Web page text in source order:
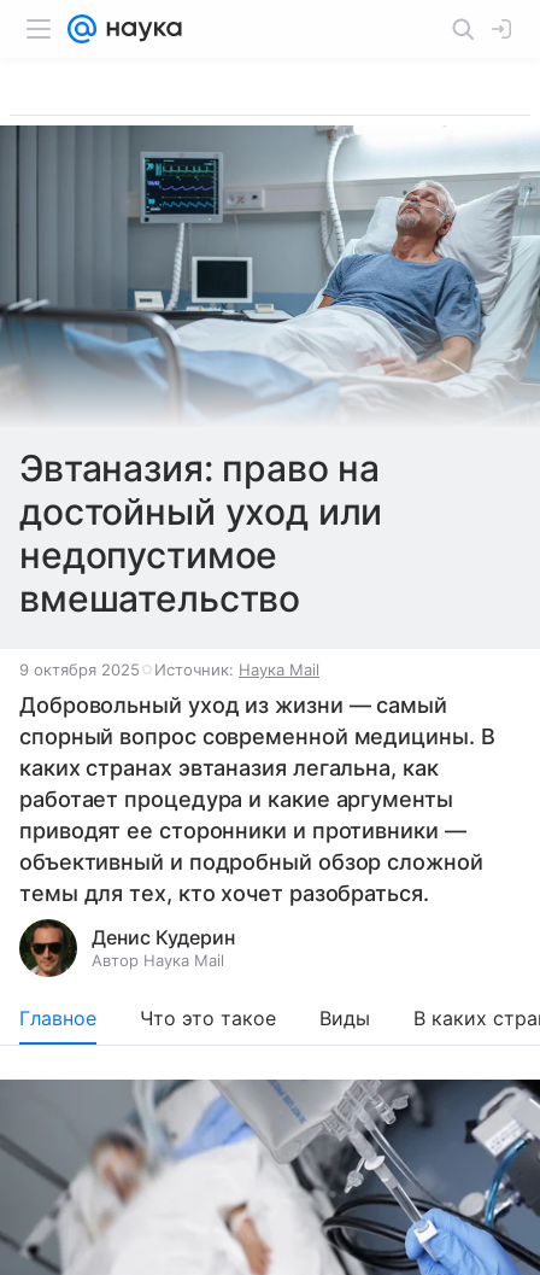
Эвтаназия: право на
достойный уход или
недопустимое
вмешательство
9 октября 2025 Источник: Наука Mail
Добровольный уход из жизни — самый
спорный вопрос современной медицины. В
каких странах эвтаназия легальна, как
работает процедура и какие аргументы
приводят ее сторонники и противники —
объективный и подробный обзор сложной
темы для тех, кто хочет разобраться.
Денис Кудерин
Автор Наука Mail
Главное Что это такое Виды В каких